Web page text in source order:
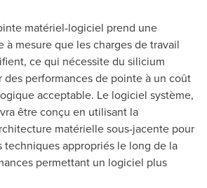
matériel-logiciel prend une
à mesure que les charges de travail
ce qui nécessite du silicium
des performances de pointe à un coût
acceptable. Le logiciel système,
être conçu en utilisant la
matérielle sous-jacente pour
techniques appropriés le long de la
permettant un logiciel plus